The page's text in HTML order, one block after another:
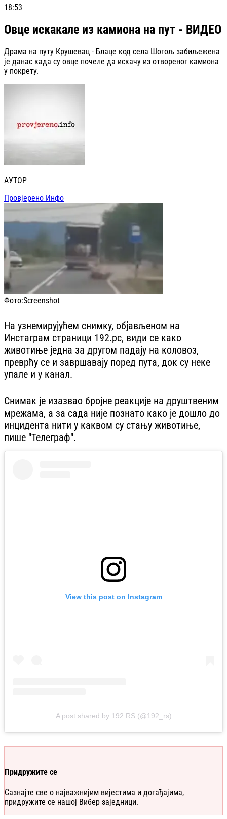
18:53
Овце искакале из камиона на пут - ВИДЕО
Драма на путу Крушевац - Блаце код села Шогољ забиљежена
је данас када су овце почеле да искачу из отвореног камиона
у покрету.
АУТОР
Провјерено Инфо
Фото:Screenshot
На узнемирујућем снимку, објављеном на
Инстаграм страници 192.рс, види се како
животиње једна за другом падају на коловоз,
преврћу се и завршавају поред пута, док су неке
упале и у канал.
Снимак је изазвао бројне реакције на друштвеним
мрежама, а за сада није познато како је дошло до
инцидента нити у каквом су стању животиње,
пише "Телеграф".
View this post on Instagram
A post shared by 192.RS (@192_rs)
Придружите се
Сазнајте све о најважнијим вијестима и догађајима,
придружите се нашој Вибер заједници.